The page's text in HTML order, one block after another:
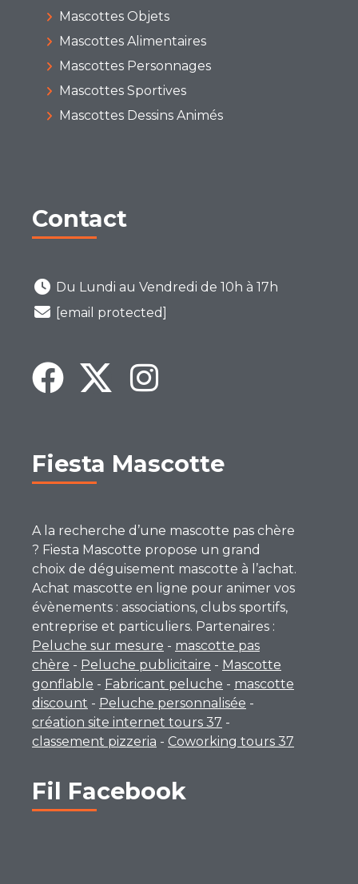
Mascottes Objets
Mascottes Alimentaires
Mascottes Personnages
Mascottes Sportives
Mascottes Dessins Animés
Contact
Du Lundi au Vendredi de 10h à 17h
[email protected]
Fiesta Mascotte
A la recherche d’une mascotte pas chère
? Fiesta Mascotte propose un grand
choix de déguisement mascotte à l’achat.
Achat mascotte en ligne pour animer vos
évènements : associations, clubs sportifs,
entreprise et particuliers. Partenaires :
Peluche sur mesure - mascotte pas
chère - Peluche publicitaire - Mascotte
gonflable - Fabricant peluche - mascotte
discount - Peluche personnalisée -
création site internet tours 37 -
classement pizzeria - Coworking tours 37
Fil Facebook